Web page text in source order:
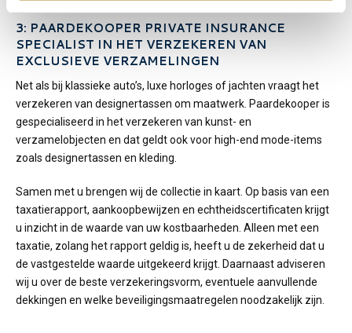
3: PAARDEKOOPER PRIVATE INSURANCE
SPECIALIST IN HET VERZEKEREN VAN
EXCLUSIEVE VERZAMELINGEN
Net als bij klassieke auto’s, luxe horloges of jachten vraagt het
verzekeren van designertassen om maatwerk. Paardekooper is
gespecialiseerd in het verzekeren van kunst- en
verzamelobjecten en dat geldt ook voor high-end mode-items
zoals designertassen en kleding.
Samen met u brengen wij de collectie in kaart. Op basis van een
taxatierapport, aankoopbewijzen en echtheidscertificaten krijgt
u inzicht in de waarde van uw kostbaarheden. Alleen met een
taxatie, zolang het rapport geldig is, heeft u de zekerheid dat u
de vastgestelde waarde uitgekeerd krijgt. Daarnaast adviseren
wij u over de beste verzekeringsvorm, eventuele aanvullende
dekkingen en welke beveiligingsmaatregelen noodzakelijk zijn.